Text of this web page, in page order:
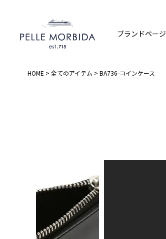
ブランドページ
HOME 全てのアイテム BA736-コインケース